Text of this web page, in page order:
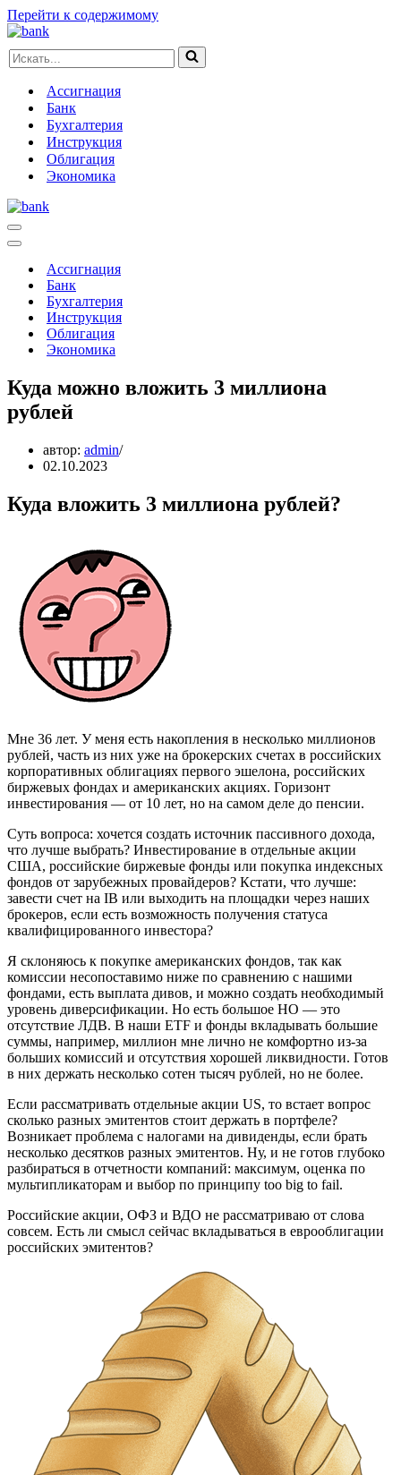
Перейти к содержимому
Искать...
Ассигнация
Банк
Бухгалтерия
Инструкция
Облигация
Экономика
Меню
навигации
Меню
навигацииАссигнация
Банк
Бухгалтерия
Инструкция
Облигация
Экономика
Куда можно вложить 3 миллиона
рублей
автор: admin
02.10.2023
Куда вложить 3 миллиона рублей?
Мне 36 лет. У меня есть накопления в несколько миллионов
рублей, часть из них уже на брокерских счетах в российских
корпоративных облигациях первого эшелона, российских
биржевых фондах и американских акциях. Горизонт
инвестирования — от 10 лет, но на самом деле до пенсии.
Суть вопроса: хочется создать источник пассивного дохода,
что лучше выбрать? Инвестирование в отдельные акции
США, российские биржевые фонды или покупка индексных
фондов от зарубежных провайдеров? Кстати, что лучше:
завести счет на IB или выходить на площадки через наших
брокеров, если есть возможность получения статуса
квалифицированного инвестора?
Я склоняюсь к покупке американских фондов, так как
комиссии несопоставимо ниже по сравнению с нашими
фондами, есть выплата дивов, и можно создать необходимый
уровень диверсификации. Но есть большое НО — это
отсутствие ЛДВ. В наши ETF и фонды вкладывать большие
суммы, например, миллион мне лично не комфортно из-за
больших комиссий и отсутствия хорошей ликвидности. Готов
в них держать несколько сотен тысяч рублей, но не более.
Если рассматривать отдельные акции US, то встает вопрос
сколько разных эмитентов стоит держать в портфеле?
Возникает проблема с налогами на дивиденды, если брать
несколько десятков разных эмитентов. Ну, и не готов глубоко
разбираться в отчетности компаний: максимум, оценка по
мультипликаторам и выбор по принципу too big to fail.
Российские акции, ОФЗ и ВДО не рассматриваю от слова
совсем. Есть ли смысл сейчас вкладываться в еврооблигации
российских эмитентов?